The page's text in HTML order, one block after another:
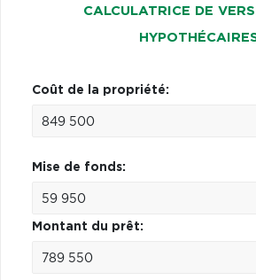
CALCULATRICE DE
Coût de la propriété:
Mise de fonds:
Montant du prêt: